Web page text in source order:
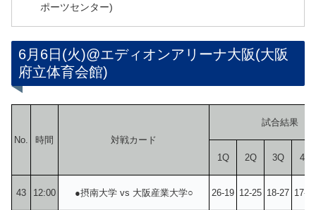
ポーツセンター)
6月6日(火)@エディオンアリーナ大阪(大阪
府立体育会館)
No. 時間 対戦カード
試合結果
1Q 2Q 3Q 4Q
43 12:00 ●摂南大学 vs 大阪産業大学○ 26-19 12-25 18-27 17-19